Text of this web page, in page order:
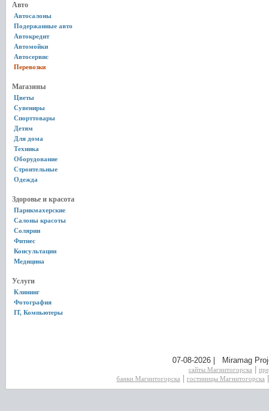
Авто
Автосалоны
Подержанные авто
Автокредит
Автомойки
Автосервис
Перевозки
Магазины
Цветы
Сувениры
Спорттовары
Детям
Для дома
Техника
Оборудование
Строительные
Одежда
Здоровье и красота
Парикмахерские
Салоны красоты
Солярии
Фитнес
Консультации
Медицина
Услуги
Клининг
Фотография
IT, Компьютеры
07-08-2026 | Miramag
сайты Магнитогорска
банки Магнитогорска
гостиницы Магнитогорска